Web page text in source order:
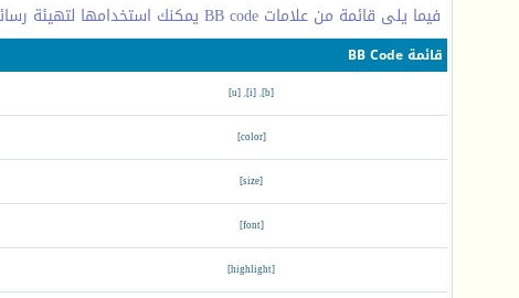
فيما يلى قائمة من علامات BB code يمكنك استخدامها لتهيئة رسائلك.
قائمة BB Code
[b]
,
[i]
,
[u]
[color]
[size]
[font]
[highlight]